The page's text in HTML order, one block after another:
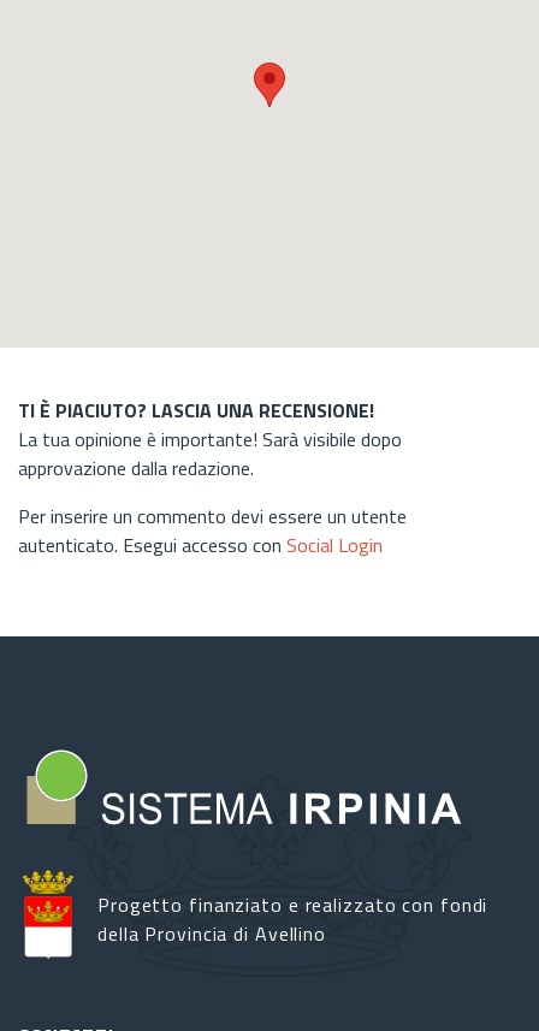
TI È PIACIUTO? LASCIA UNA RECENSIONE!
La tua opinione è importante! Sarà visibile dopo
approvazione dalla redazione.
Per inserire un commento devi essere un utente
autenticato. Esegui accesso con Social Login
Progetto finanziato e realizzato con fondi
della Provincia di Avellino